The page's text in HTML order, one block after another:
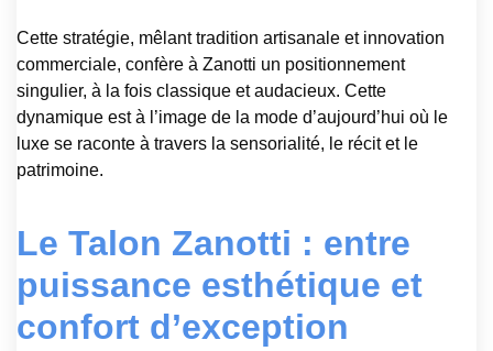
Cette stratégie, mêlant tradition artisanale et innovation
commerciale, confère à Zanotti un positionnement
singulier, à la fois classique et audacieux. Cette
dynamique est à l’image de la mode d’aujourd’hui où le
luxe se raconte à travers la sensorialité, le récit et le
patrimoine.
Le Talon Zanotti : entre
puissance esthétique et
confort d’exception